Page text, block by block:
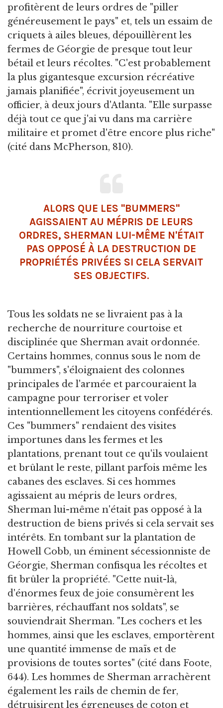
profitèrent de leurs ordres de "piller
généreusement le pays" et, tels un essaim de
criquets à ailes bleues, dépouillèrent les
fermes de Géorgie de presque tout leur
bétail et leurs récoltes. "C'est probablement
la plus gigantesque excursion récréative
jamais planifiée", écrivit joyeusement un
officier, à deux jours d'Atlanta. "Elle surpasse
déjà tout ce que j'ai vu dans ma carrière
militaire et promet d'être encore plus riche"
(cité dans McPherson, 810).
ALORS QUE LES "BUMMERS"
AGISSAIENT AU MÉPRIS DE LEURS
ORDRES, SHERMAN LUI-MÊME N'ÉTAIT
PAS OPPOSÉ À LA DESTRUCTION DE
PROPRIÉTÉS PRIVÉES SI CELA SERVAIT
SES OBJECTIFS.
Tous les soldats ne se livraient pas à la
recherche de nourriture courtoise et
disciplinée que Sherman avait ordonnée.
Certains hommes, connus sous le nom de
"bummers", s'éloignaient des colonnes
principales de l'armée et parcouraient la
campagne pour terroriser et voler
intentionnellement les citoyens confédérés.
Ces "bummers" rendaient des visites
importunes dans les fermes et les
plantations, prenant tout ce qu'ils voulaient
et brûlant le reste, pillant parfois même les
cabanes des esclaves. Si ces hommes
agissaient au mépris de leurs ordres,
Sherman lui-même n'était pas opposé à la
destruction de biens privés si cela servait ses
intérêts. En tombant sur la plantation de
Howell Cobb, un éminent sécessionniste de
Géorgie, Sherman confisqua les récoltes et
fit brûler la propriété. "Cette nuit-là,
d'énormes feux de joie consumèrent les
barrières, réchauffant nos soldats", se
souviendrait Sherman. "Les cochers et les
hommes, ainsi que les esclaves, emportèrent
une quantité immense de maïs et de
provisions de toutes sortes" (cité dans Foote,
644). Les hommes de Sherman arrachèrent
également les rails de chemin de fer,
détruisirent les égreneuses de coton et